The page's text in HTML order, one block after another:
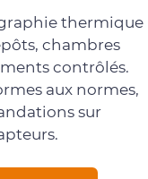
thermique
chambres
contrôlés.
aux normes,
sur